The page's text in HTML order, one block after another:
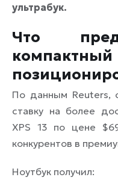
ультрабук.
Что
По данным
ставку на более
XPS 13 по цене
конкурентов в
Ноутбук получил: